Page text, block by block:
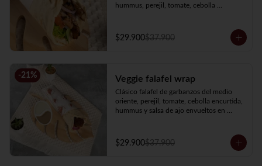
hummus, perejil, tomate, cebolla
$29.900$37.900
-21% Veggie falafel wrap
Clásico falafel de garbanzos del medio
oriente, perejil, tomate, cebolla encurtida,
hummus y salsa de ajo envueltos en
$29.900$37.900